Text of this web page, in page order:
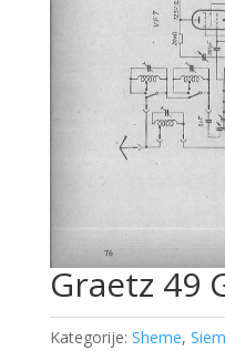
Graetz 49
Kategorije: Sheme,